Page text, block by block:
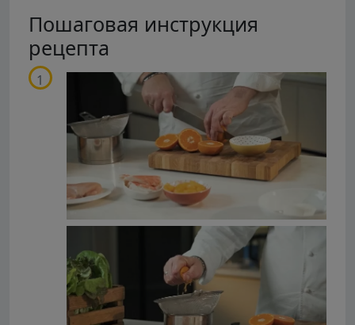
Пошаговая инструкция
рецепта